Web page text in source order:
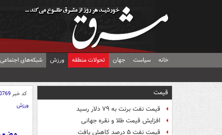
خانه سیاست جهان تحولات منطقه ورزش شبکه‌های اجتماعی
قیمت
قیمت نفت برنت به ۷۹ دلار رسید
افزایش قیمت طلا و نقره جهانی
قیمت نفت ۵ درصد کاهش یافت
کد خبر
ورزش